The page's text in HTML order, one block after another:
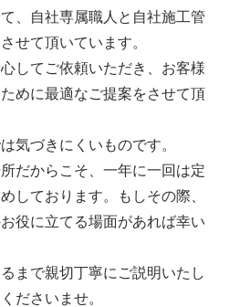
、自社専属職人と自社施工管
せて頂いています。
してご依頼いただき、お客様
めに最適なご提案をさせて頂
気づきにくいものです。
だからこそ、一年に一回は定
しております。もしその際、
役に立てる場面があれば幸い
まで親切丁寧にご説明いたし
ださいませ。